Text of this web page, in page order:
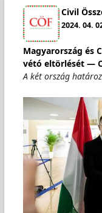
Civil
2024. 04.
Magyarország és
vétó eltörlését —
A két ország